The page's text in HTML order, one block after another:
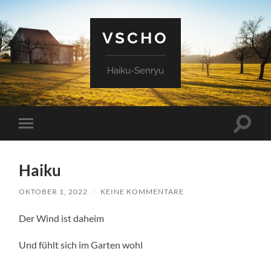
VSCHO
Haiku-Senryu
Mobile-
Menü
Haiku
OKTOBER 1, 2022 / KEINE KOMMENTARE
Der Wind ist daheim
Und fühlt sich im Garten wohl